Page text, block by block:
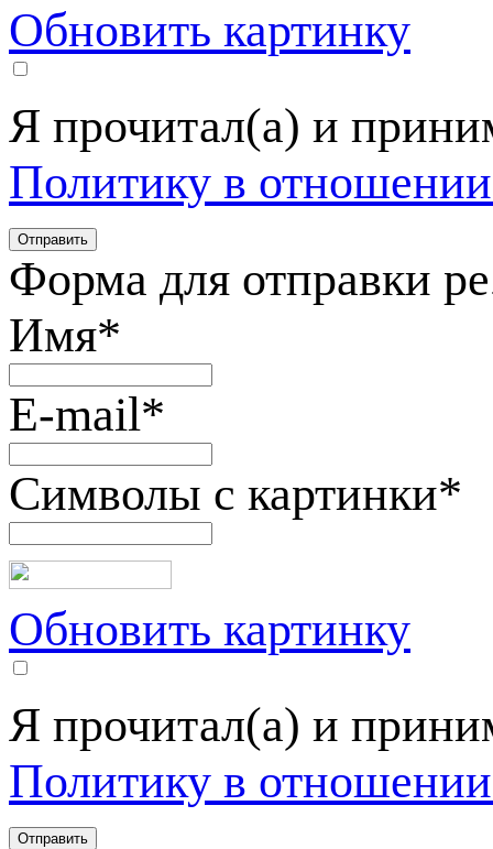
Обновить картинку
Я прочитал(а) и
Политику в
Форма для отправки
Имя*
E-mail*
Символы с картинки*
Обновить картинку
Я прочитал(а) и
Политику в